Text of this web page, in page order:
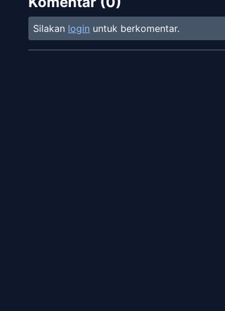
Silakan login untuk berkomentar.